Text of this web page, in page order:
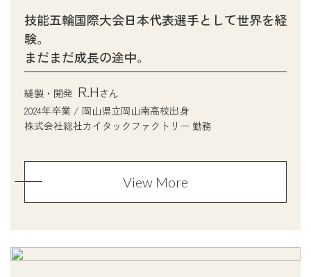
技能五輪国際大会日本代表選手として世界を経
験。
まだまだ成長の途中。
縫製・開発 R.H さん
2024年卒業 / 岡山県立岡山南高校出身
株式会社総社カイタックファクトリー 勤務
View More